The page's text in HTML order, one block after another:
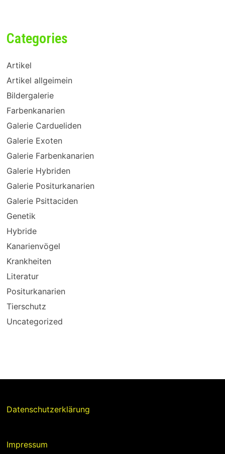
Categories
Artikel
Artikel allgeimein
Bildergalerie
Farbenkanarien
Galerie Cardueliden
Galerie Exoten
Galerie Farbenkanarien
Galerie Hybriden
Galerie Positurkanarien
Galerie Psittaciden
Genetik
Hybride
Kanarienvögel
Krankheiten
Literatur
Positurkanarien
Tierschutz
Uncategorized
Datenschutzerklärung
Impressum